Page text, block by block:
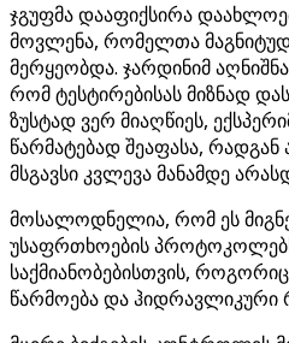
ჯგუფმა დააფიქსირა
მოვლენა, რომელთა
მერყეობდა. ჯარდინიმ
რომ ტესტირებისას მიზნად
ზუსტად ვერ მიაღწიეს,
წარმატებად შეაფასა, რადგან
მსგავსი კვლევა მანამდე
მოსალოდნელია, რომ ეს
უსაფრთხოების
საქმიანობებისთვის,
წარმოება და ჰიდრავლიკური